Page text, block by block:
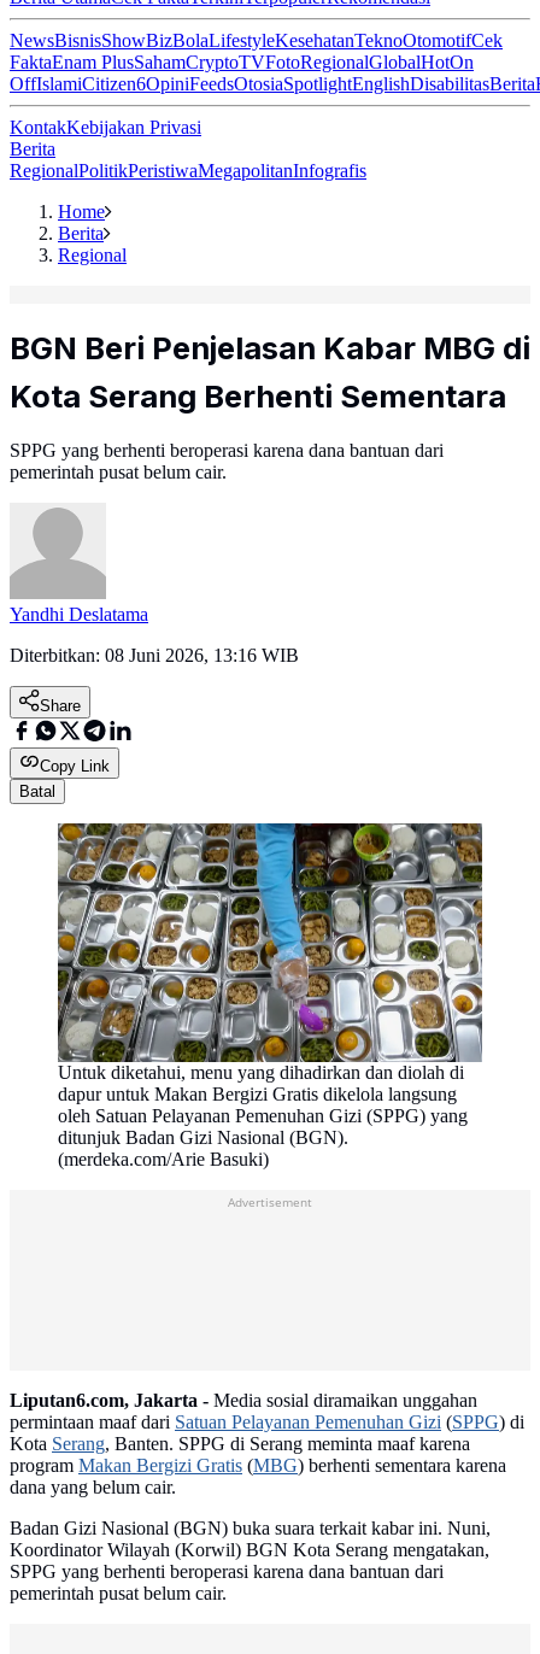
NewsBisnisShowBizBolaLifestyleKesehatanTeknoOtomotifCek
FaktaEnam PlusSahamCryptoTVFotoRegionalGlobalHotOn
OffIslamiCitizen6OpiniFeedsOtosiaSpotlightEnglishDisabilitasBerita
KontakKebijakan Privasi
Berita
RegionalPolitikPeristiwaMegapolitanInfografis
Home
Berita
Regional
BGN Beri Penjelasan Kabar MBG di
Kota Serang Berhenti Sementara
SPPG yang berhenti beroperasi karena dana bantuan dari
pemerintah pusat belum cair.
Yandhi Deslatama
Diterbitkan: 08 Juni 2026, 13:16 WIB
Share
Copy Link
Batal
Untuk diketahui, menu yang dihadirkan dan diolah di
dapur untuk Makan Bergizi Gratis dikelola langsung
oleh Satuan Pelayanan Pemenuhan Gizi (SPPG) yang
ditunjuk Badan Gizi Nasional (BGN).
(merdeka.com/Arie Basuki)
Advertisement
Liputan6.com, Jakarta - Media sosial diramaikan unggahan
permintaan maaf dari Satuan Pelayanan Pemenuhan Gizi (SPPG) di
Kota Serang, Banten. SPPG di Serang meminta maaf karena
program Makan Bergizi Gratis (MBG) berhenti sementara karena
dana yang belum cair.
Badan Gizi Nasional (BGN) buka suara terkait kabar ini. Nuni,
Koordinator Wilayah (Korwil) BGN Kota Serang mengatakan,
SPPG yang berhenti beroperasi karena dana bantuan dari
pemerintah pusat belum cair.